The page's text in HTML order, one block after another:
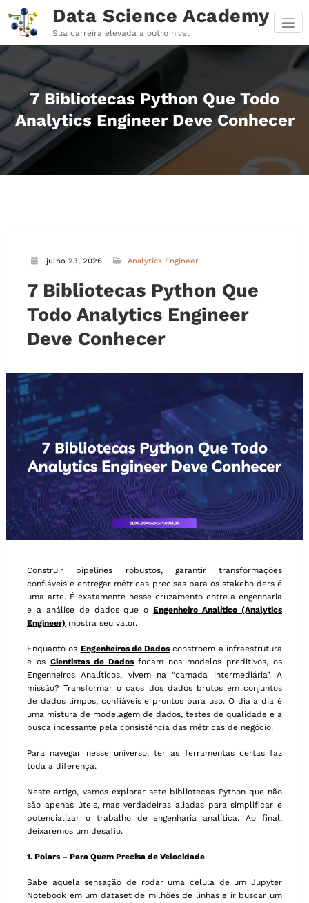
para
conteúdo
Data Science Academy
Sua carreira elevada a outro nível
7 Bibliotecas Python Que Todo
Analytics Engineer Deve Conhecer
julho 23, 2026 Analytics Engineer
7 Bibliotecas Python Que
Todo Analytics Engineer
Deve Conhecer
Construir pipelines robustos, garantir transformações
confiáveis e entregar métricas precisas para os stakeholders é
uma arte. É exatamente nesse cruzamento entre a engenharia
e a análise de dados que oEngenheiro Analítico (Analytics
Engineer) mostra seu valor.
Enquanto os Engenheiros de Dados constroem a infraestrutura
e os Cientistas de Dadosfocam nos modelos preditivos, os
Engenheiros Analíticos, vivem na “camada intermediária”. A
missão? Transformar o caos dos dados brutos em conjuntos
de dados limpos, confiáveis e prontos para uso. O dia a dia é
uma mistura de modelagem de dados, testes de qualidade e a
busca incessante pela consistência das métricas de negócio.
Para navegar nesse universo, ter as ferramentas certas faz
toda a diferença.
Neste artigo, vamos explorar sete bibliotecas Python que não
são apenas úteis, mas verdadeiras aliadas para simplificar e
potencializar o trabalho de engenharia analítica. Ao final,
deixaremos um desafio.
1. Polars – Para Quem Precisa de Velocidade
Sabe aquela sensação de rodar uma célula de um Jupyter
Notebook em um dataset de milhões de linhas e ir buscar um